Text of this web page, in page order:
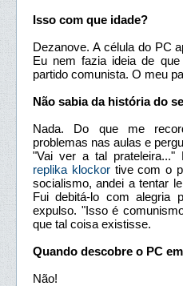
Isso com que idade?
Dezanove. A célula do PC
Eu nem fazia ideia de
partido comunista. O meu
Não sabia da história do
Nada. Do que me
problemas nas aulas e
"Vai ver a tal prateleira..."
replika klockortive com o
socialismo, andei a tentar
Fui debitá-lo com alegria
expulso. "Isso é
que tal coisa existisse.
Quando descobre o PC
Não!